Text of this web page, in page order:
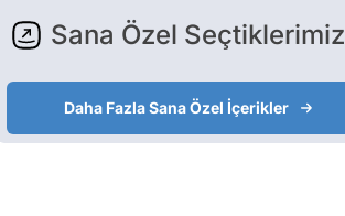
Sana Özel Seçtiklerimiz
Daha Fazla Sana Özel İçerikler